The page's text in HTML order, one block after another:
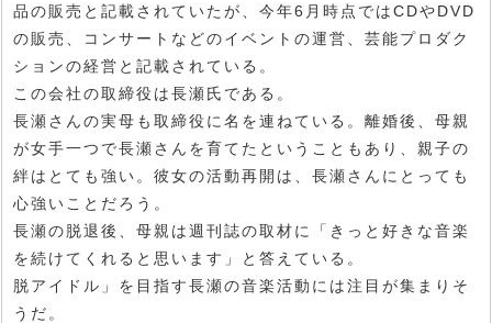
品の販売と記載されていたが、今年6月時点ではCDやDVD
の販売、コンサートなどのイベントの運営、芸能プロダク
ションの経営と記載されている。
この会社の取締役は長瀬氏である。
長瀬さんの実母も取締役に名を連ねている。離婚後、母親
が女手一つで長瀬さんを育てたということもあり、親子の
絆はとても強い。彼女の活動再開は、長瀬さんにとっても
心強いことだろう。
長瀬の脱退後、母親は週刊誌の取材に「きっと好きな音楽
を続けてくれると思います」と答えている。
脱アイドル」を目指す長瀬の音楽活動には注目が集まりそ
うだ。